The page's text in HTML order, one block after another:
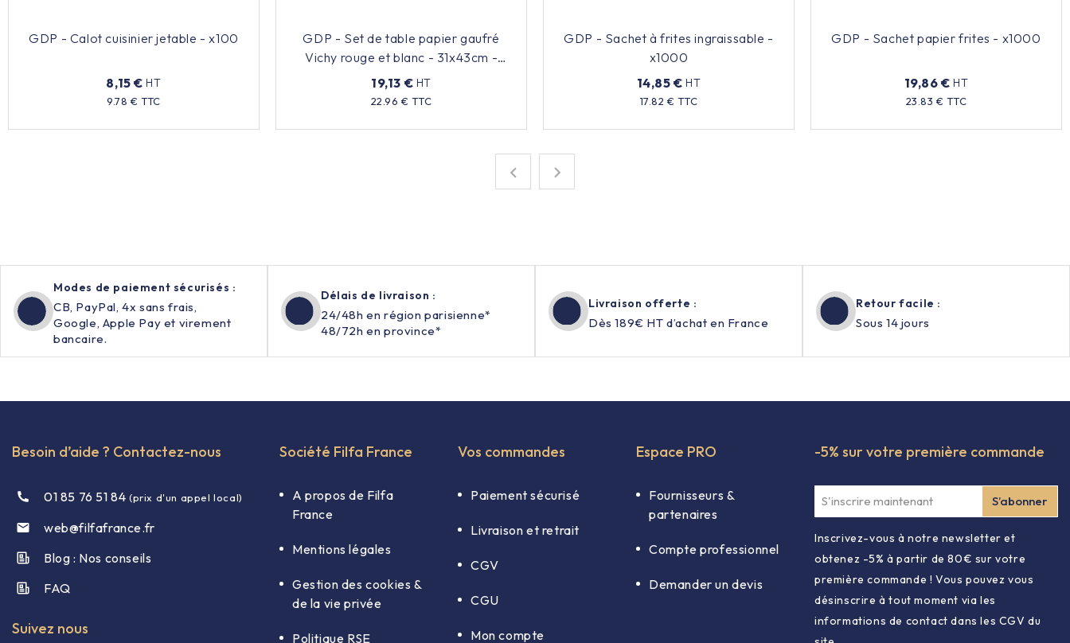
GDP - Calot cuisinier jetable - x100
8,15 € HT
9.78 € TTC
Prix
GDP - Set de table papier gaufré
Vichy rouge et blanc - 31x43cm -
x500
19,13 € HT
22.96 € TTC
Prix
GDP - Sachet à frites ingraissable -
x1000
14,85 € HT
17.82 € TTC
Prix
GDP - Sachet papier frites - x1000
19,86 € HT
23.83 € TTC
Prix
 
Modes de paiement sécurisés :
CB, PayPal, 4x sans frais,
Google, Apple Pay et virement
bancaire.
Délais de livraison :
24/48h en région parisienne*
48/72h en province*
Livraison offerte :
Dès 189€ HT d’achat en France
Retour facile :
Sous 14 jours
Besoin d’aide ? Contactez-nous
01 85 76 51 84 (prix d'un appel local)

web@filfafrance.fr
Blog : Nos conseils​
FAQ​
Suivez nous
Société Filfa France
A propos de Filfa
France
Mentions légales
Gestion des cookies &
de la vie privée
Politique RSE
Vos commandes
Paiement sécurisé
Livraison et retrait
CGV
CGU
Mon compte
Espace PRO
Fournisseurs &
partenaires
Compte professionnel
Demander un devis
-5% sur votre première commande
Inscrivez-vous à notre newsletter et
obtenez -5% à partir de 80€ sur votre
première commande ! Vous pouvez vous
désinscrire à tout moment via les
informations de contact dans les CGV du